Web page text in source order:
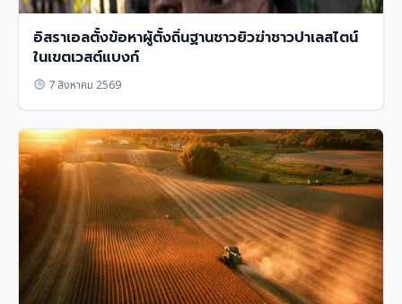
อิสราเอลตั้งข้อหาผู้ตั้งถิ่นฐานชาวยิวฆ่าชาวปาเลสไตน์
ในเขตเวสต์แบงก์
7 สิงหาคม 2569